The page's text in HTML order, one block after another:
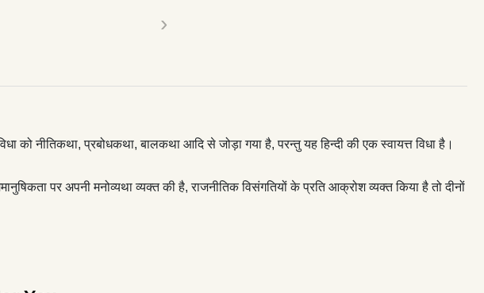
प्रति आक्रोश व्यक्त
संकलन पाठकों के
›
नीतिकथा, प्रबोधकथा, बालकथा आदि से जोड़ा गया है, परन्तु यह हिन्दी की एक स्वायत्त विधा है।
पर अपनी मनोव्यथा व्यक्त की है, राजनीतिक विसंगतियों के प्रति आक्रोश व्यक्त किया है तो दीनों